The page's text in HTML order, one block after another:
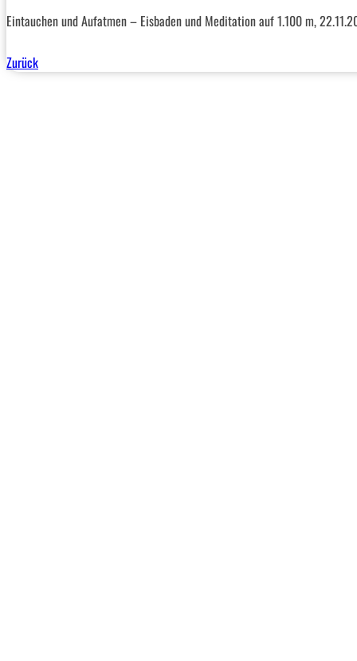
Eintauchen und Aufatmen – Eisbaden und Meditation auf 1.100 m,
Zurück